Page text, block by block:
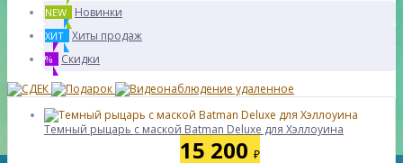
NEW Новинки
ХИТ Хиты продаж
% Скидки
Темный рыцарь с маской Batman Deluxe для Хэллоуина
15 200 ₽